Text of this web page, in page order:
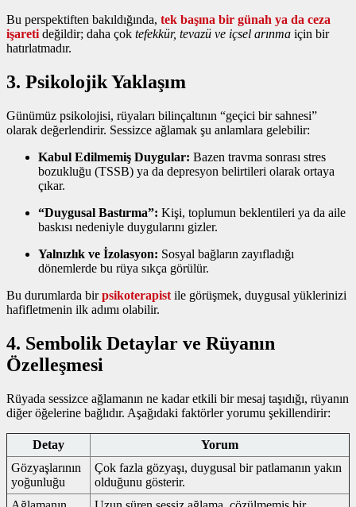
Bu perspektiften bakıldığında, tek başına bir günah ya da ceza
işareti değildir; daha çok tefekkür, tevazü ve içsel arınma için bir
hatırlatmadır.
3. Psikolojik Yaklaşım
Günümüz psikolojisi, rüyaları bilinçaltının “geçici bir sahnesi”
olarak değerlendirir. Sessizce ağlamak şu anlamlara gelebilir:
Kabul Edilmemiş Duygular: Bazen travma sonrası stres
bozukluğu (TSSB) ya da depresyon belirtileri olarak ortaya
çıkar.
“Duygusal Bastırma”: Kişi, toplumun beklentileri ya da aile
baskısı nedeniyle duygularını gizler.
Yalnızlık ve İzolasyon: Sosyal bağların zayıfladığı
dönemlerde bu rüya sıkça görülür.
Bu durumlarda birpsikoterapist ile görüşmek, duygusal yüklerinizi
hafifletmenin ilk adımı olabilir.
4. Sembolik Detaylar ve Rüyanın
Özelleşmesi
Rüyada sessizce ağlamanın ne kadar etkili bir mesaj taşıdığı, rüyanın
diğer öğelerine bağlıdır. Aşağıdaki faktörler yorumu şekillendirir:
Detay
Yorum
Gözyaşlarının
yoğunluğu
Çok fazla gözyaşı, duygusal bir patlamanın yakın
olduğunu gösterir.